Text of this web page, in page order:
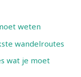
weten
wandelroutes
wat je moet